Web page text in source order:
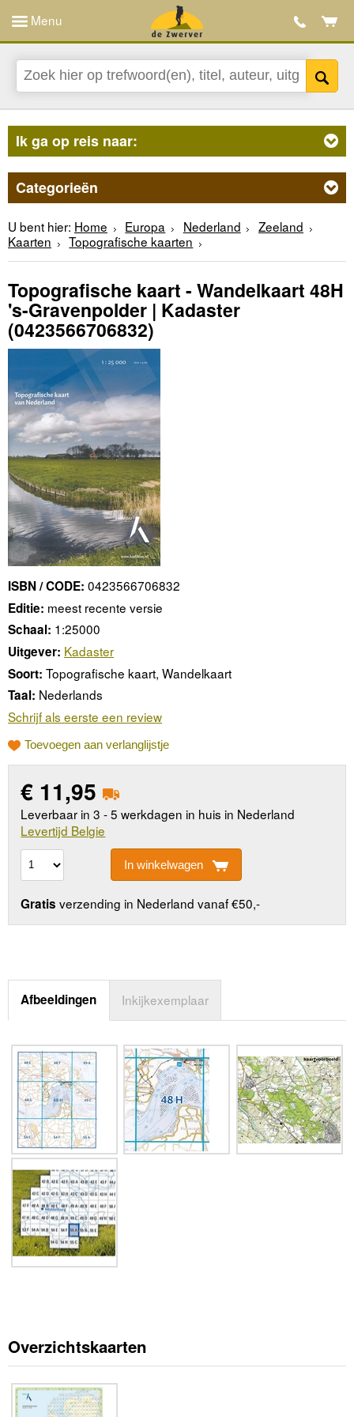
Menu
Ik ga op reis naar:
Categorieën
U bent hier: Home Europa Nederland
Zeeland
Kaarten
Topografische kaarten
Topografische kaart - Wandelkaart 48H
's-Gravenpolder | Kadaster
(0423566706832)
ISBN / CODE: 0423566706832
Editie: meest recente versie
Schaal: 1:25000
Uitgever: Kadaster
Soort: Topografische kaart, Wandelkaart
Taal: Nederlands
Schrijf als eerste een review
Toevoegen aan verlanglijstje
€ 11,95
Leverbaar in 3 - 5 werkdagen in huis in Nederland
Levertijd Belgie
In winkelwagen
Gratis verzending in Nederland vanaf €50,-
Afbeeldingen Inkijkexemplaar
Overzichtskaarten